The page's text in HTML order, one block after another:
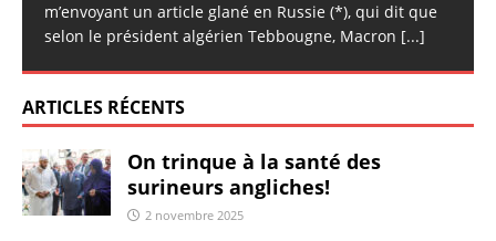
m’envoyant un article glané en Russie (*), qui dit que
selon le président algérien Tebbougne, Macron [...]
ARTICLES RÉCENTS
On trinque à la santé des
surineurs angliches!
2 novembre 2025